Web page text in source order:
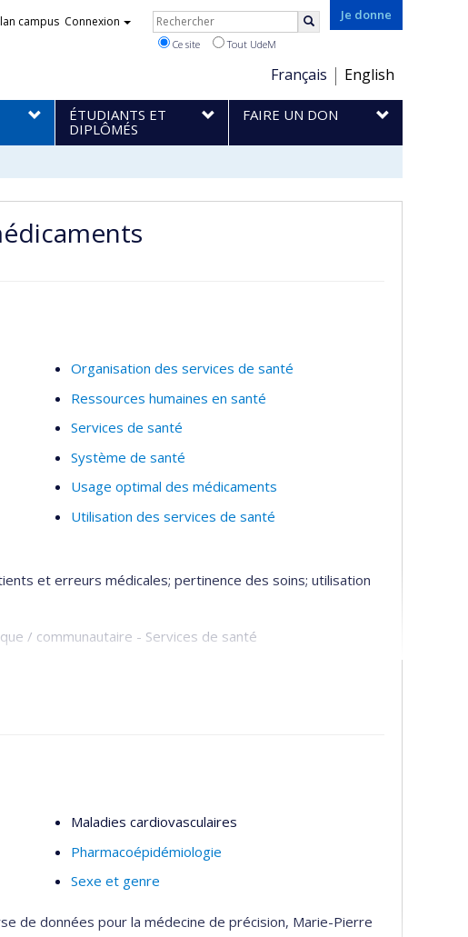
Je donne
Choix
de
la
langue
Français English
campus Connexion Rechercher
Ce site Tout UdeM
ÉTUDIANTS ET
DIPLÔMÉS
FAIRE UN DON
Organisation des services de santé
Ressources humaines en santé
Services de santé
Système de santé
Usage optimal des médicaments
Utilisation des services de santé
et erreurs médicales; pertinence des soins; utilisation
/ communautaire - Services de santé
de santé
Maladies cardiovasculaires
Pharmacoépidémiologie
Sexe et genre
de données pour la médecine de précision, Marie-Pierre